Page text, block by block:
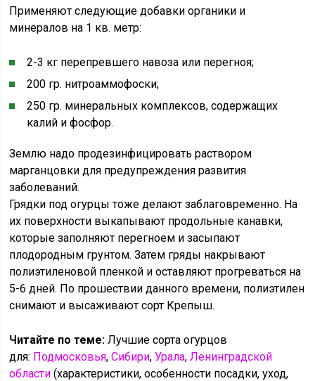
Применяют следующие добавки органики и
минералов на 1 кв. метр:
2-3 кг перепревшего навоза или перегноя;
200 гр. нитроаммофоски;
250 гр. минеральных комплексов, содержащих
калий и фосфор.
Землю надо продезинфицировать раствором
марганцовки для предупреждения развития
заболеваний.
Грядки под огурцы тоже делают заблаговременно. На
их поверхности выкапывают продольные канавки,
которые заполняют перегноем и засыпают
плодородным грунтом. Затем гряды накрывают
полиэтиленовой пленкой и оставляют прогреваться на
5-6 дней. По прошествии данного времени, полиэтилен
снимают и высаживают сорт Крепыш.
Читайте по теме:Лучшие сорта огурцов
для: Подмосковья,Сибири,Урала,Ленинградской
области (характеристики, особенности посадки, уход,